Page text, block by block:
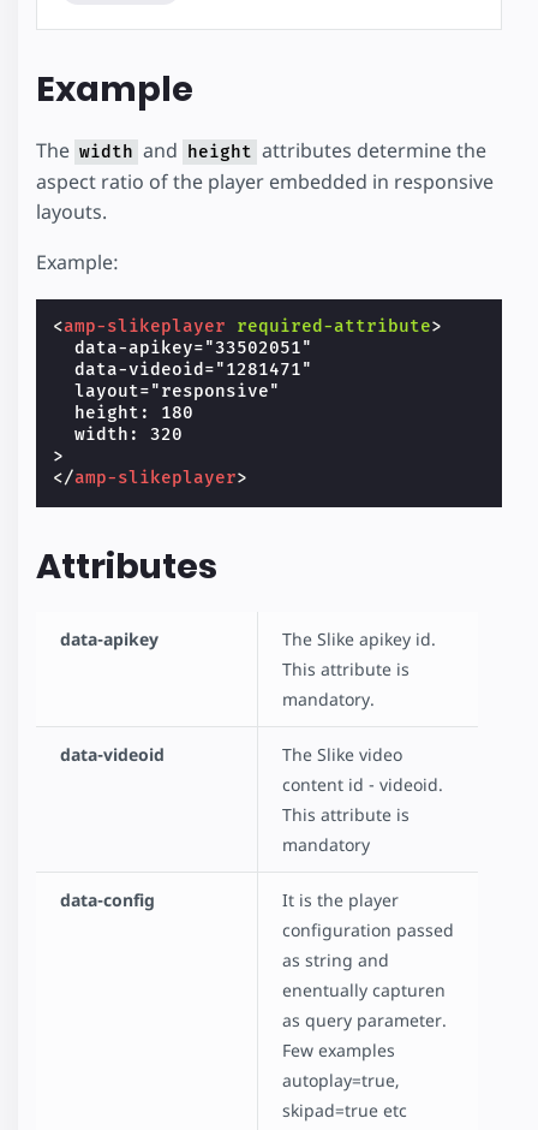
Example
The width and height attributes determine the
aspect ratio of the player embedded in responsive
layouts.
Example:
<amp-slikeplayer required-attribute>
  data-apikey="33502051"
  data-videoid="1281471"
  layout="responsive"
  height: 180
  width: 320
</amp-slikeplayer>
Attributes
data-apikey
The Slike apikey id.
This attribute is
mandatory.
data-videoid
The Slike video
content id - videoid.
This attribute is
mandatory
data-config
It is the player
configuration passed
as string and
enentually capturen
as query parameter.
Few examples
autoplay=true,
skipad=true etc